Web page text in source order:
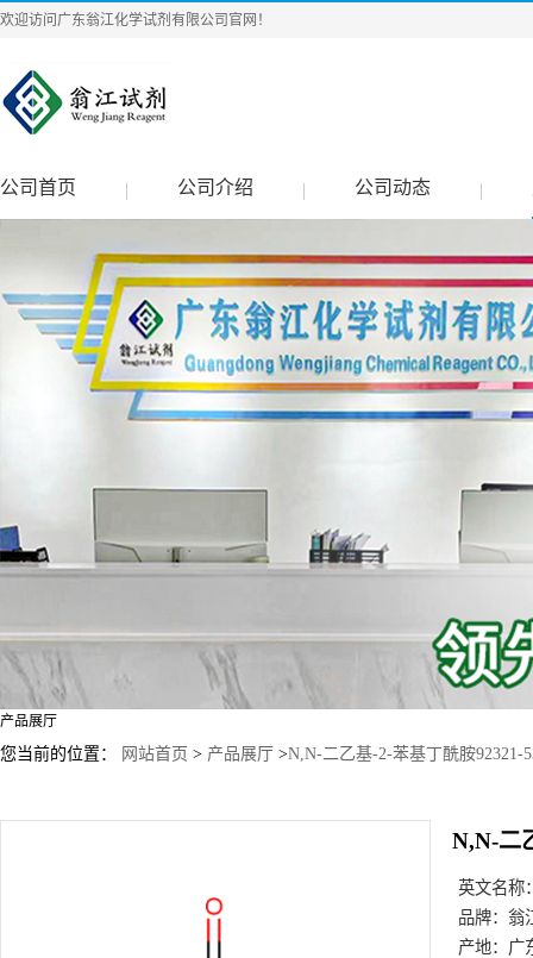
欢迎访问广东翁江化学试剂有限公司官网！
公司首页 公司介绍 公司动态
产品展厅
您当前的位置： 网站首页 > 产品展厅 >N,N-二乙基-2-苯基丁酰胺92321-
N,N-二
英文名称
品牌： 翁
产地： 广